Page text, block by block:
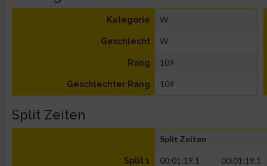
Kategorie W
Geschlecht W
Rang 109
Geschlechter Rang 109
Split Zeiten
Split Zeiten
Split 1 00:01:19.1 00:01:19.1